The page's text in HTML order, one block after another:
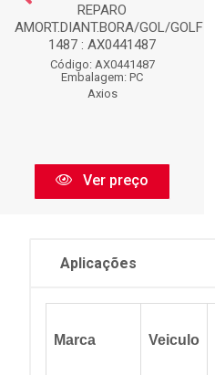
REPARO
AMORT.DIANT.BORA/GOL/GOLF-
1487 : AX0441487
Código: AX0441487
Embalagem: PC
Axios
Ver preço
Aplicações
Marca Veiculo